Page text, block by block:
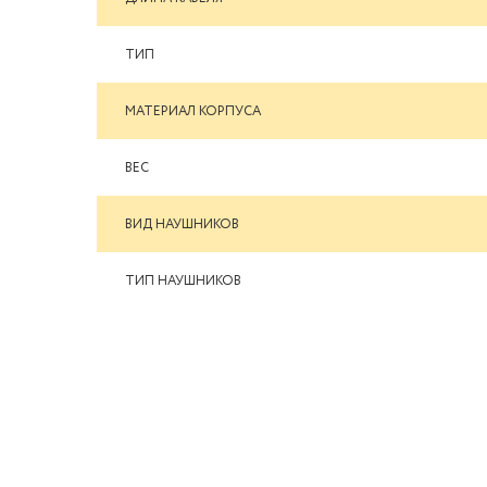
ТИП
МАТЕРИАЛ КОРПУСА
ВЕС
ВИД НАУШНИКОВ
ТИП НАУШНИКОВ